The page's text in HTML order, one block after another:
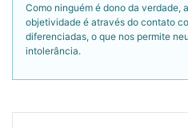
Como ninguém é dono da verdade,
objetividade é através do contato
diferenciadas, o que nos permite
intolerância.